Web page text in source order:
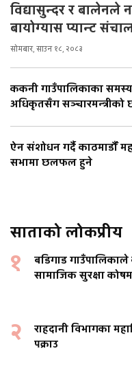
विद्यासुन्दर र
बायोग्यास प्यान्ट
सोमबार, साउन १८, २०८३
ककनी गाउँपालिकाका
अधिकृतसँग
ऐन संशोधन गर्दै काठमाडौँ
सभामा छलफल हुने
साताको लोकप्रीय
१
बडिगाड
सामाजिक सुरक्षा
२
राहदानी विभागका
पक्राउ